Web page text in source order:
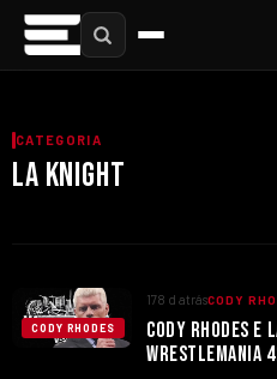
CATEGORIA
LA KNIGHT
CODY RHODES
178 d atrásCODY
CODY RHODES E
WRESTLEMANIA